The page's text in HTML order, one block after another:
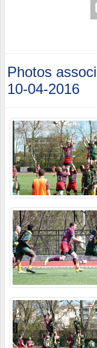
Photos
10-04-2016